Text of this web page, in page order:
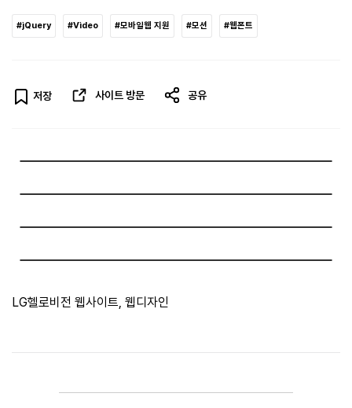
#jQuery #Video #모바일웹 지원 #모션 #웹폰트
저장 사이트 방문 공유
LG헬로비전 웹사이트, 웹디자인